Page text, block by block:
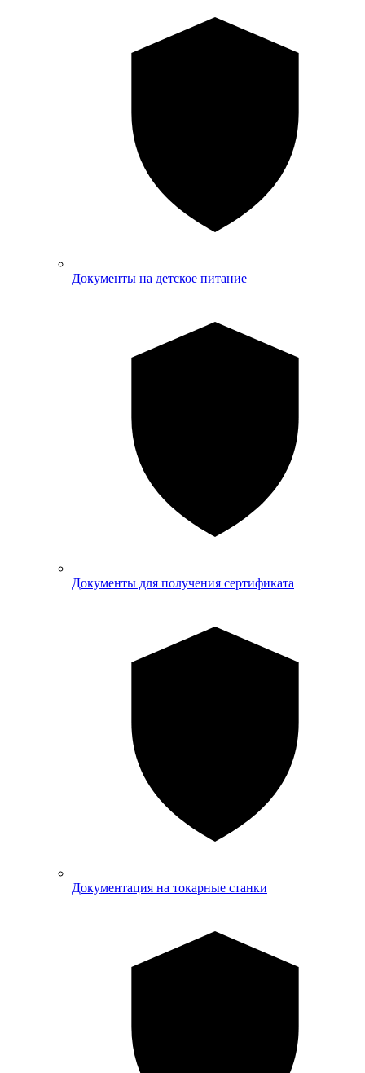
Документы на детское питание
Документы для получения сертификата
Документация на токарные станки